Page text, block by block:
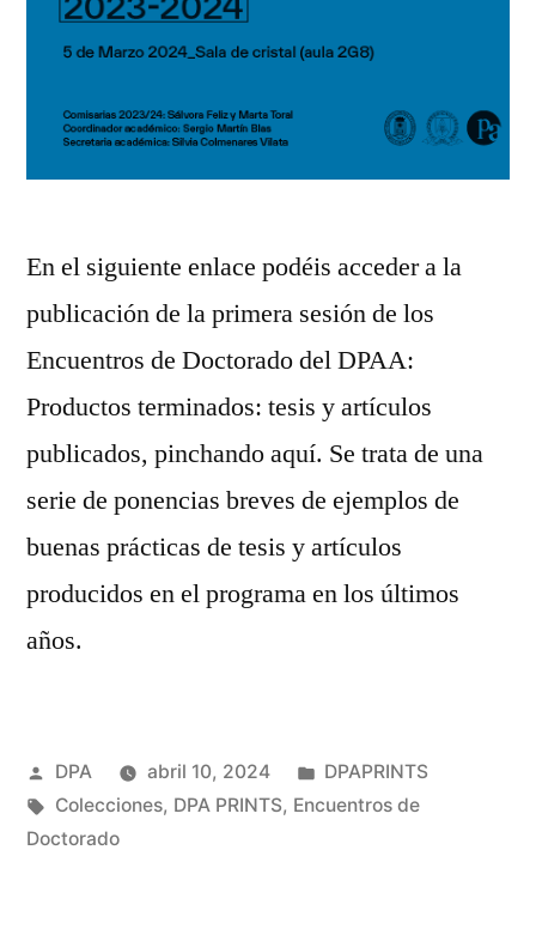
En el siguiente enlace podéis acceder a la
publicación de la primera sesión de los
Encuentros de Doctorado del DPAA:
Productos terminados: tesis y artículos
publicados, pinchando aquí. Se trata de una
serie de ponencias breves de ejemplos de
buenas prácticas de tesis y artículos
producidos en el programa en los últimos
años.
Publicado
por
DPA abril 10, 2024
Publicado
en
DPAPRINTS
Etiquetas:
Colecciones, DPA PRINTS, Encuentros de
Doctorado